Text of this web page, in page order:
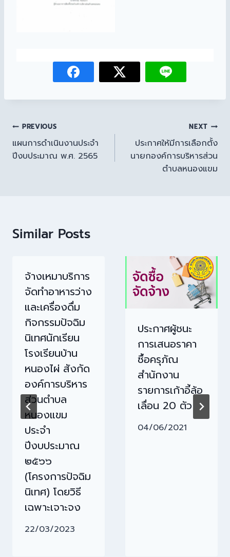
PREVIOUS
แผนการดำเนินงานประจำ
ปีงบประมาณ พ.ศ. 2565
NEXT
ประกาศให้มีการเลือกตั้ง
นายกองค์การบริหารส่วน
ตำบลหนองแขม
Similar Posts
จ้างเหมาบริการ
จัดทำอาหารว่าง
และเครื่องดื่ม
กิจกรรมปัจฉิม
นิเทศนักเรียน
โรงเรียนบ้าน
หนองไผ่ สังกัด
องค์การบริหาร
ส่วนตำบล
หนองแขม
ประจำ
ปีงบประมาณ
๒๕๖๖
(โครงการปัจฉิม
นิเทศ) โดยวิธี
เฉพาะเจาะจง
22/03/2023
ประกาศผู้ชนะ
การเสนอราคา
ซื้อครุภัณ
สำนักงาน
รายการเก้าอี้ล้อ
เลื่อน 20 ตัว
04/06/2021